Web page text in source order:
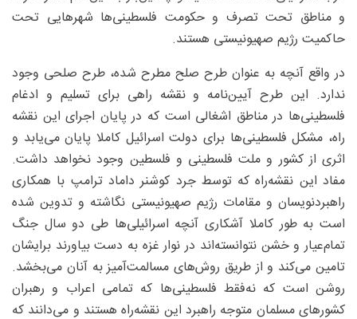
و مناطق تحت تصرف و حکومت فلسطینی‌ها شهرهایی تحت
حاکمیت رژیم صهیونیستی هستند.
در واقع آنچه به عنوان طرح صلح مطرح شده، طرح صلحی وجود
ندارد. این طرح آیین‌نامه و نقشه‌ راهی برای تسلیم و ادغام
فلسطینی‌ها در مناطق اشغالی است که در پایان اجرای این نقشه
راه، مشکل فلسطینی‌ها برای دولت اسرائیل کاملا پایان می‌یابد و
اثری از کشور و ملت فلسطینی و فلسطین وجود نخواهد داشت.
مفاد این نقشه‌راه که توسط جرد کوشنر داماد ترامپ با همکاری
راهبرد‌نویسان و مقامات رژیم صهیونیستی نگاشته و تدوین شده
است به طور کاملا آشکاری آنچه اسرائیلی‌ها طی دو سال جنگ
تمام‌عیار و خشن نتوانسته‌اند در نوار غزه به دست بیاورند برایشان
تامین می‌کند و از طریق روش‌های مسالمت‌آمیز به آنان می‌بخشد.
روشن است که نه‌فقط فلسطینی‌ها که تمامی اعراب و رهبران
کشورهای مسلمان متوجه راهبرد این نقشه‌راه هستند و می‌دانند که